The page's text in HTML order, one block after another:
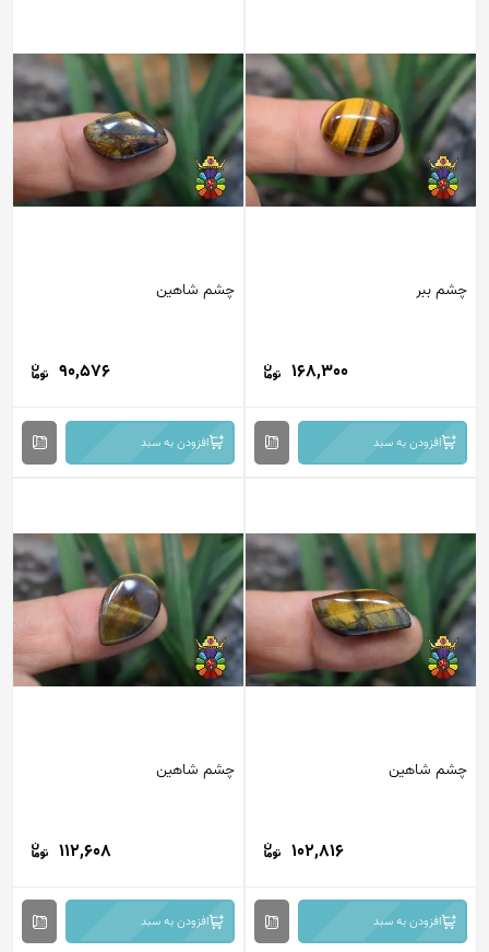
ببر
168,300
افزودن به سبد
چشم شاهین
90,576
افزودن به سبد
شاهین
102,816
افزودن به سبد
چشم شاهین
112,608
افزودن به سبد